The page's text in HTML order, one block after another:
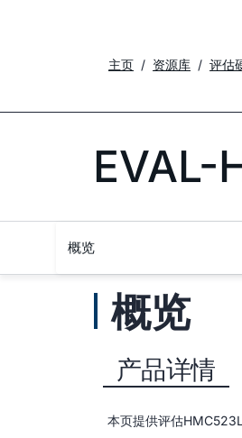
主页 资源库 评估
EVAL-
概览
概览
产品详情
本页提供评估